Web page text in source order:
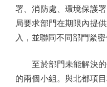
署、消防處、環境保護
局要求部門在期限內提
入，並聯同不同部門緊密
至於部門未能解決的
的兩個小組。與北都項